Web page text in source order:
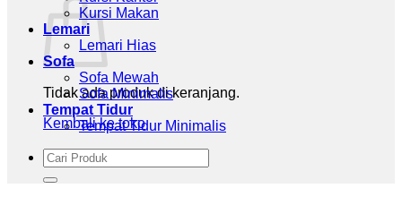
Tidak ada produk di keranjang.
Kembali ke toko
Kursi Makan
Lemari
Lemari Hias
Sofa
Sofa Mewah
Sofa Minimalis
Tempat Tidur
Tempat Tidur Minimalis
Pencarian
untuk: